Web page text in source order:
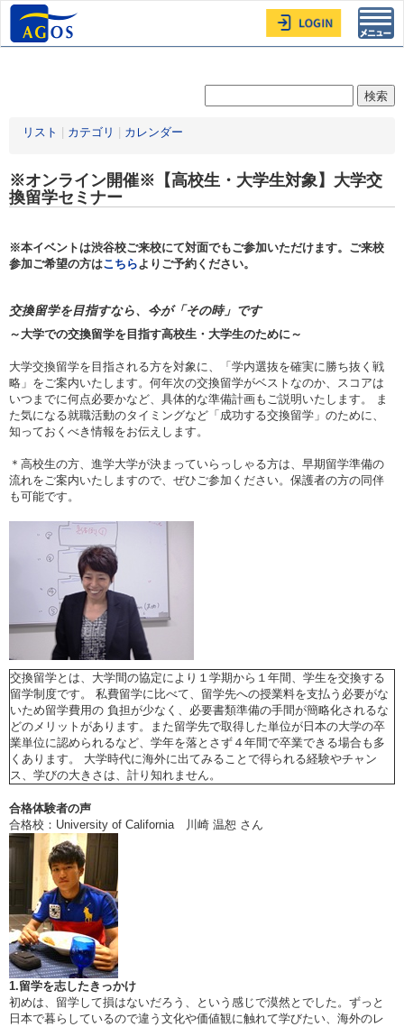
リスト カテゴリ カレンダー
※オンライン開催※【高校生・大学生対象】大学交
換留学セミナー
※本イベントは渋谷校ご来校にて対面でもご参加いただけます。ご来校
参加ご希望の方はこちらよりご予約ください。
交換留学を目指すなら、今が「その時」です
～大学での交換留学を目指す高校生・大学生のために～
大学交換留学を目指される方を対象に、「学内選抜を確実に勝ち抜く戦
略」をご案内いたします。何年次の交換留学がベストなのか、スコアは
いつまでに何点必要かなど、具体的な準備計画もご説明いたします。 ま
た気になる就職活動のタイミングなど「成功する交換留学」のために、
知っておくべき情報をお伝えします。
＊高校生の方、進学大学が決まっていらっしゃる方は、早期留学準備の
流れをご案内いたしますので、ぜひご参加ください。保護者の方の同伴
も可能です。
交換留学とは、大学間の協定により１学期から１年間、学生を交換する
留学制度です。 私費留学に比べて、留学先への授業料を支払う必要がな
いため留学費用の 負担が少なく、必要書類準備の手間が簡略化されるな
どのメリットがあります。また留学先で取得した単位が日本の大学の卒
業単位に認められるなど、学年を落とさず４年間で卒業できる場合も多
くあります。 大学時代に海外に出てみることで得られる経験やチャン
ス、学びの大きさは、計り知れません。
合格体験者の声
合格校：University of California 川崎 温恕 さん
1.留学を志したきっかけ
初めは、留学して損はないだろう、という感じで漠然とでした。ずっと
日本で暮らしているので違う文化や価値観に触れて学びたい、海外のレ